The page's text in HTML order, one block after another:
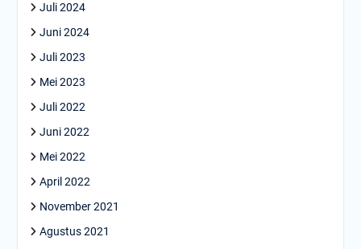
Juli 2024
Juni 2024
Juli 2023
Mei 2023
Juli 2022
Juni 2022
Mei 2022
April 2022
November 2021
Agustus 2021